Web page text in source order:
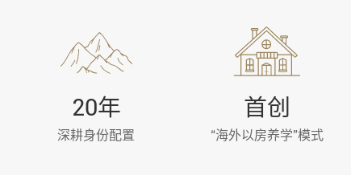
20年
深耕身份配置
首创
“海外以房养学”模式